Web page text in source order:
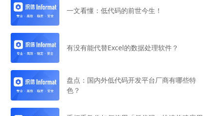
一文看懂：低代码的前世今生！
有没有能代替Excel的数据处理软件？
盘点：国内外低代码开发平台厂商有哪些特
色？